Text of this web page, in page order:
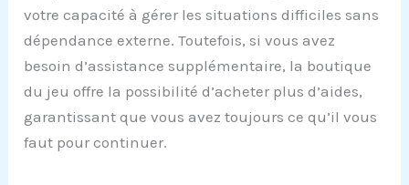
votre capacité à gérer les situations difficiles sans
dépendance externe. Toutefois, si vous avez
besoin d’assistance supplémentaire, la boutique
du jeu offre la possibilité d’acheter plus d’aides,
garantissant que vous avez toujours ce qu’il vous
faut pour continuer.